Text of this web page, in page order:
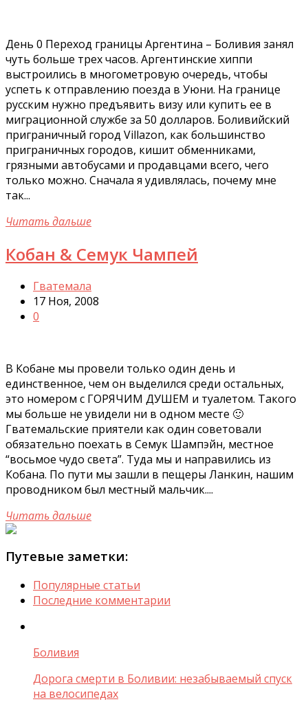
День 0 Переход границы Аргентина – Боливия занял
чуть больше трех часов. Аргентинские хиппи
выстроились в многометровую очередь, чтобы
успеть к отправлению поезда в Уюни. На границе
русским нужно предъявить визу или купить ее в
миграционной службе за 50 долларов. Боливийский
приграничный город Villazon, как большинство
приграничных городов, кишит обменниками,
грязными автобусами и продавцами всего, чего
только можно. Сначала я удивлялась, почему мне
так...
Читать дальше
Кобан & Семук Чампей
Гватемала
17 Ноя, 2008
0
В Кобане мы провели только один день и
единственное, чем он выделился среди остальных,
это номером с ГОРЯЧИМ ДУШЕМ и туалетом. Такого
мы больше не увидели ни в одном месте 🙂
Гватемальские приятели как один советовали
обязательно поехать в Семук Шампэйн, местное
“восьмое чудо света”. Туда мы и направились из
Кобана. По пути мы зашли в пещеры Ланкин, нашим
проводником был местный мальчик....
Читать дальше
Путевые заметки:
Популярные статьи
Последние комментарии
Боливия
Дорога смерти в Боливии: незабываемый спуск
на велосипедах